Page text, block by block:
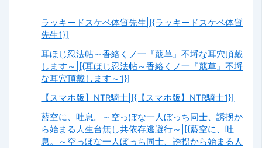
ラッキードスケベ体質先生|[{ラッキードスケベ体質
先生1}]
耳ほじ忍法帖～香絡くノ一『蕺草』不埒な耳穴頂戴
します～|[{耳ほじ忍法帖～香絡くノ一『蕺草』不埒
な耳穴頂戴します～1}]
【スマホ版】NTR騎士|[{【スマホ版】NTR騎士1}]
藍空に、吐息。～空っぽな一人ぼっち同士、誘拐か
ら始まる人生台無し共依存逃避行～|[{藍空に、吐
息。～空っぽな一人ぼっち同士、誘拐から始まる人